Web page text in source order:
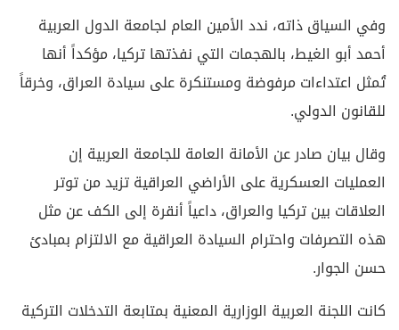
وفي السياق ذاته، ندد الأمين العام لجامعة الدول العربية
أحمد أبو الغيط، بالهجمات التي نفذتها تركيا، مؤكداً أنها
تُمثل اعتداءات مرفوضة ومستنكرة على سيادة العراق، وخرقاً
للقانون الدولي.
وقال بيان صادر عن الأمانة العامة للجامعة العربية إن
العمليات العسكرية على الأراضي العراقية تزيد من توتر
العلاقات بين تركيا والعراق، داعياً أنقرة إلى الكف عن مثل
هذه التصرفات واحترام السيادة العراقية مع الالتزام بمبادئ
حسن الجوار.
كانت اللجنة العربية الوزارية المعنية بمتابعة التدخلات التركية